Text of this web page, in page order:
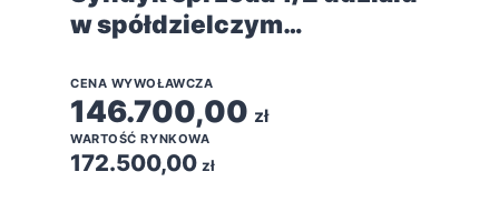
w spółdzielczym
lokalu mieszkalnego
CENA WYWOŁAWCZA
146.700,00 zł
WARTOŚĆ RYNKOWA
172.500,00 zł